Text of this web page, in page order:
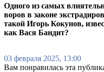
Одного из самых
воров в законе
такой Игорь Кокунов,
как Вася Бандит?
03 февраля 2025, 13:00
Вам понравилась эта